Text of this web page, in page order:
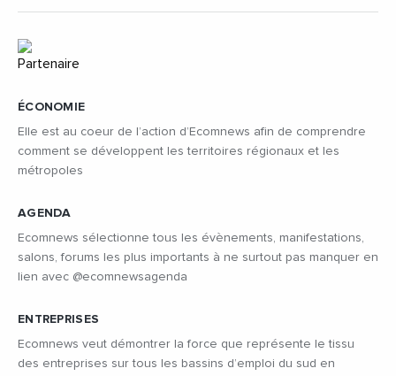
ÉCONOMIE
Elle est au coeur de l’action d’Ecomnews afin de comprendre
comment se développent les territoires régionaux et les
métropoles
AGENDA
Ecomnews sélectionne tous les évènements, manifestations,
salons, forums les plus importants à ne surtout pas manquer en
lien avec @ecomnewsagenda
ENTREPRISES
Ecomnews veut démontrer la force que représente le tissu
des entreprises sur tous les bassins d’emploi du sud en